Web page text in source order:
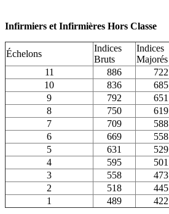
Infirmiers et Infirmières Hors Classe
Échelons
Indices
Bruts
Indices
Majorés
11
886
722
10
836 685
9
792 651
8
750 619
7
709 588
6
669 558
5
631 529
4
595 501
3
558 473
2
518 445
1
489 422